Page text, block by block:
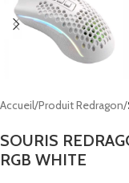
Accueil Produit Redragon
SOURIS
RGB WHITE